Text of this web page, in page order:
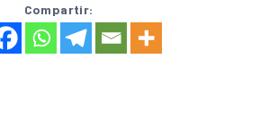
Compartir: